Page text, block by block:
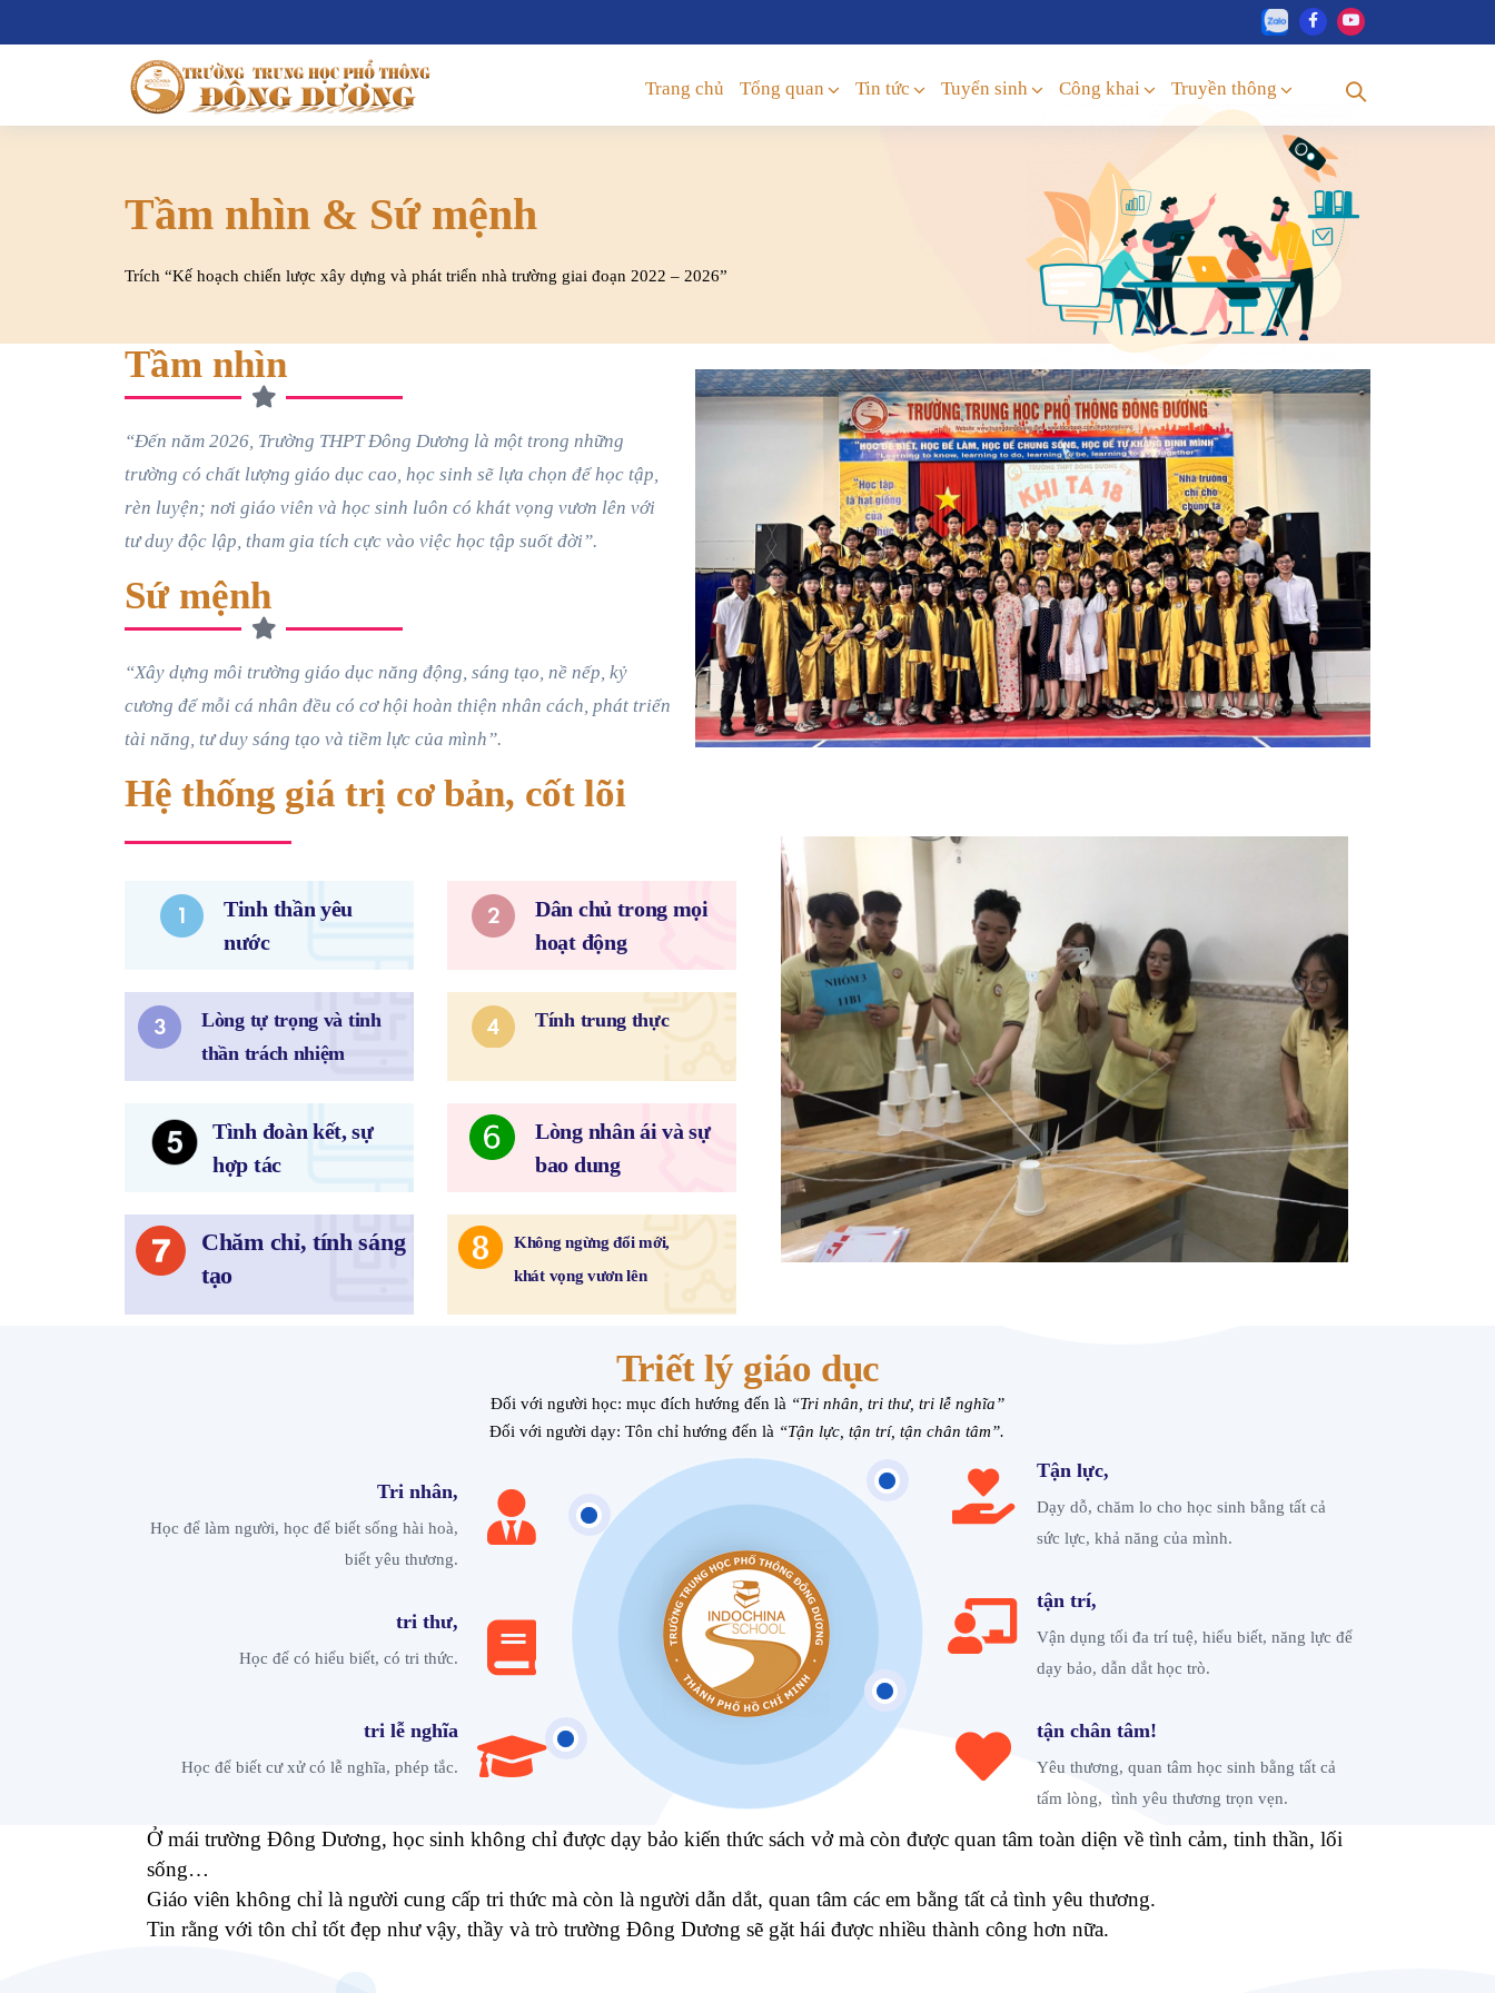
Trang chủ Tổng quan Tin tức Tuyển sinh Công khai Truyền thông
Tầm nhìn & Sứ mệnh
Trích “Kế hoạch chiến lược xây dựng và phát triển nhà trường giai đoạn 2022 – 2026”
Tầm nhìn
“Đến năm 2026, Trường THPT Đông Dương là một trong những
trường có chất lượng giáo dục cao, học sinh sẽ lựa chọn để học tập,
rèn luyện; nơi giáo viên và học sinh luôn có khát vọng vươn lên với
tư duy độc lập, tham gia tích cực vào việc học tập suốt đời”.
Sứ mệnh
“Xây dựng môi trường giáo dục năng động, sáng tạo, nề nếp, kỷ
cương để mỗi cá nhân đều có cơ hội hoàn thiện nhân cách, phát triển
tài năng, tư duy sáng tạo và tiềm lực của mình”.
Hệ thống giá trị cơ bản, cốt lõi
Tinh thần yêu
nước
Dân chủ trong mọi
hoạt động
Lòng tự trọng và tinh
thần trách nhiệm
Tính trung thực
Tình đoàn kết, sự
hợp tác
Lòng nhân ái và sự
bao dung
Chăm chỉ, tính sáng
tạo
Không ngừng đổi mới,
khát vọng vươn lên
Triết lý giáo dục
Đối với người học: mục đích hướng đến là “Tri nhân, tri thư, tri lễ nghĩa”
Đối với người dạy: Tôn chỉ hướng đến là “Tận lực, tận trí, tận chân tâm”.
Tri nhân,
Học để làm người, học để biết sống hài hoà,
biết yêu thương.
tri thư,
Học để có hiểu biết, có tri thức.
tri lễ nghĩa
Học để biết cư xử có lễ nghĩa, phép tắc.
Tận lực,
Dạy dỗ, chăm lo cho học sinh bằng tất cả
sức lực, khả năng của mình.
tận trí,
Vận dụng tối đa trí tuệ, hiểu biết, năng lực để
dạy bảo, dẫn dắt học trò.
tận chân tâm!
Yêu thương, quan tâm học sinh bằng tất cả
tấm lòng, tình yêu thương trọn vẹn.
Ở mái trường Đông Dương, học sinh không chỉ được dạy bảo kiến thức sách vở mà còn được quan tâm toàn diện về tình cảm, tinh thần, lối
sống…
Giáo viên không chỉ là người cung cấp tri thức mà còn là người dẫn dắt, quan tâm các em bằng tất cả tình yêu thương.
Tin rằng với tôn chỉ tốt đẹp như vậy, thầy và trò trường Đông Dương sẽ gặt hái được nhiều thành công hơn nữa.